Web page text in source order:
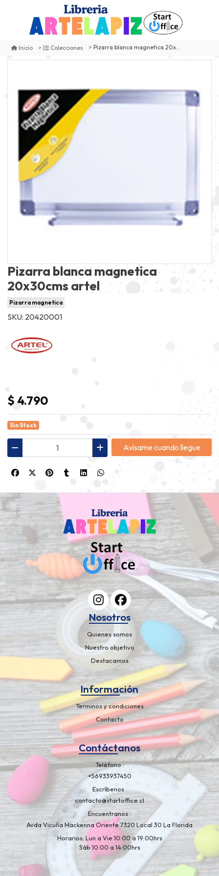
Inicio Colecciones Pizarra blanca magnetica 20x30cms artel
Pizarra blanca magnetica
20x30cms artel
Pizarra magnetica
SKU: 20420001
$ 4.790
Sin Stock
Avísame cuando llegue
Nosotros
Quienes somos
Nuestro objetivo
Destacamos
Información
Terminos y condiciones
Contacto
Contáctanos
Teléfono
+56933937450
Escríbenos
contacto@startoffice.cl
Encuentranos
Avda Vicuña Mackenna Oriente 7320 Local 30 La Florida
Horarios: Lun a Vie 10:00 a 19:00hrs
Sáb 10:00 a 14:00hrs